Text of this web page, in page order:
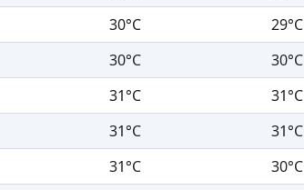
30°C
29°C
30°C
30°C
31°C
31°C
31°C
31°C
31°C
30°C